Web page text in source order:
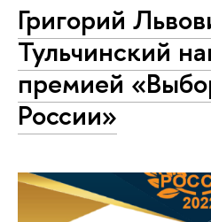
Григорий
Тульчинский
премией
России»